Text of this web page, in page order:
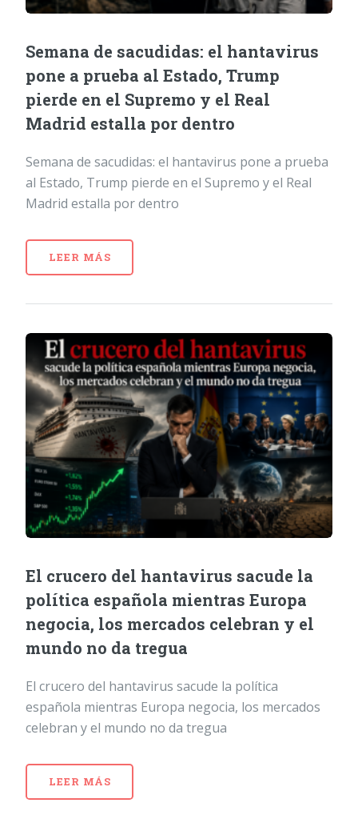
Semana de sacudidas: el hantavirus
pone a prueba al Estado, Trump
pierde en el Supremo y el Real
Madrid estalla por dentro
Semana de sacudidas: el hantavirus pone a prueba
al Estado, Trump pierde en el Supremo y el Real
Madrid estalla por dentro
LEER MÁS
El crucero del hantavirus sacude la
política española mientras Europa
negocia, los mercados celebran y el
mundo no da tregua
El crucero del hantavirus sacude la política
española mientras Europa negocia, los mercados
celebran y el mundo no da tregua
LEER MÁS